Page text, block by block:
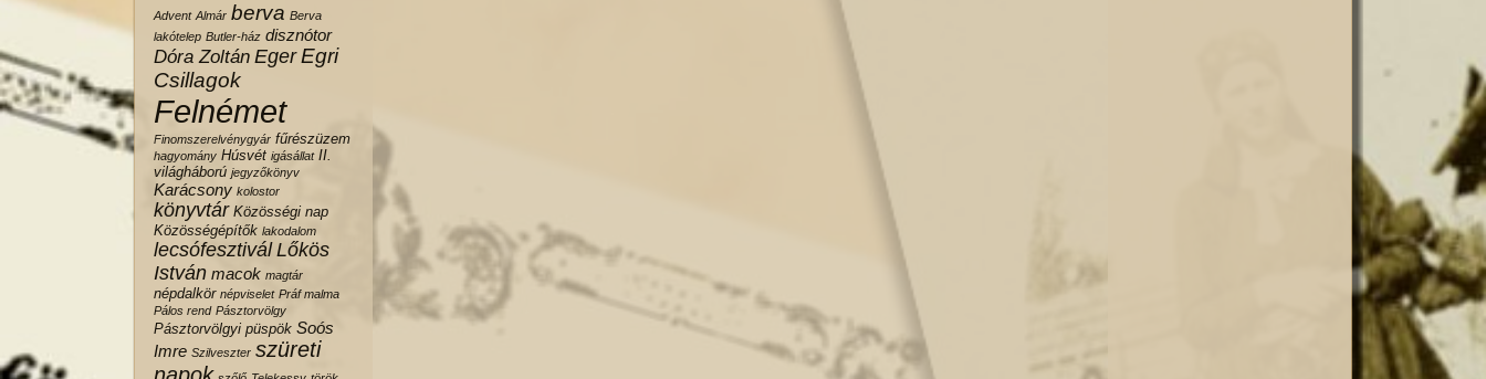
Advent Almár berva Berva
lakótelep Butler-ház disznótor
Dóra Zoltán Eger Egri
Csillagok
Felnémet
Finomszerelvénygyár fűrészüzem
hagyomány Húsvét igásállat II.
világháború jegyzőkönyv
Karácsony kolostor
könyvtár Közösségi nap
Közösségépítők lakodalom
lecsófesztivál Lőkös
István macok magtár
népdalkör népviselet Práf malma
Pálos rend Pásztorvölgy
Pásztorvölgyi püspök Soós
Imre Szilveszter szüreti